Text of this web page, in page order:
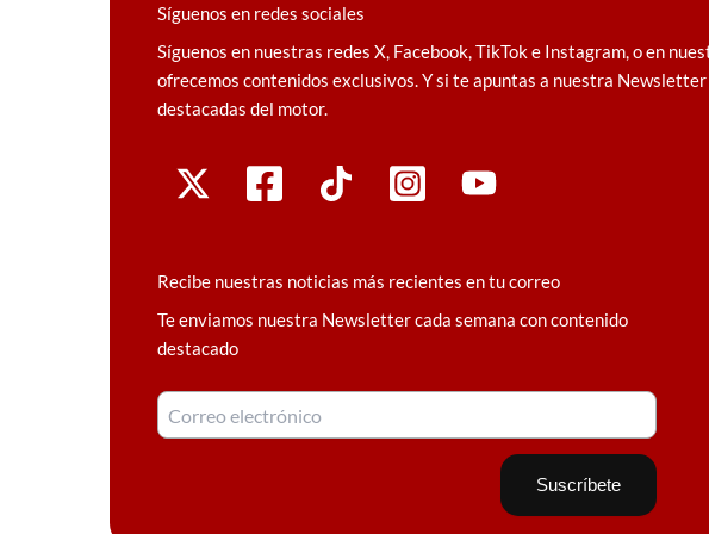
Síguenos en redes sociales
Síguenos en nuestras redes X, Facebook, TikTok e Instagram, o en
ofrecemos contenidos exclusivos. Y si te apuntas a nuestra
destacadas del motor.
Recibe nuestras noticias más recientes en tu correo
Te enviamos nuestra Newsletter cada semana con contenido
destacado